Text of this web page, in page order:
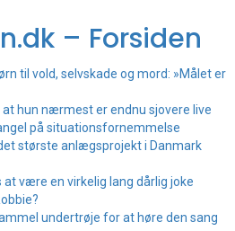
– Forsiden
til vold, selvskade og mord: »Målet er
hun nærmest er endnu sjovere live
på situationsfornemmelse
største anlægsprojekt i Danmark
være en virkelig lang dårlig joke
undertrøje for at høre den sang